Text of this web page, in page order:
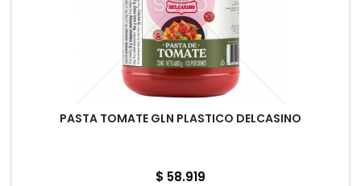
PASTA TOMATE GLN PLASTICO DELCASINO
Precio
$ 58.919